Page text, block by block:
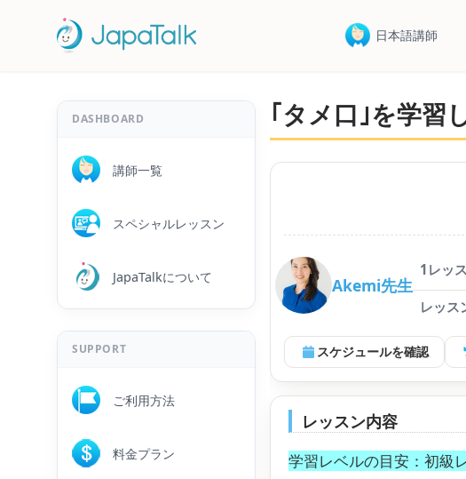
日本語講師
DASHBOARD
講師一覧
スペシャルレッスン
JapaTalkについて
SUPPORT
ご利用方法
料金プラン
｢タメ口｣を学習
Akemi先生
1レッ
レッス
スケジュールを確認
レッスン内容
学習レベルの目安：初級